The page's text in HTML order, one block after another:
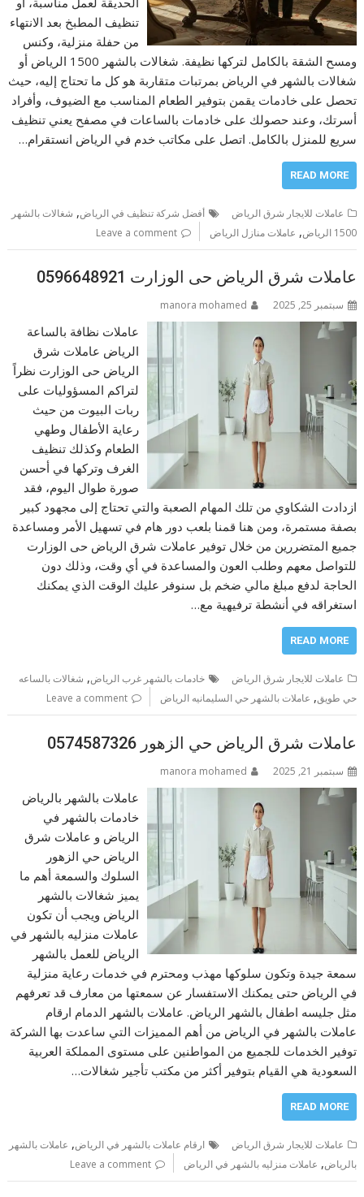
تنظيف المطبخ بعد الانتهاء
من حفلة منزلية، وكنس
ومسح الشقة بالكامل لتركها نظيفة. شغالات بالشهر 1500 الرياض أو
شغالات بالشهر في الرياض بمرتبات متقاربة هو كل ما تحتاج إليه، حيث
تحصل على خادمات يقمن بتوفير الطعام المناسب مع الضيوف، وأفراد
أسرتك، وعند حصولك على خادمات بالساعات في مصفح يعني تنظيف
سريع للمنزل بالكامل. اتصل على مكاتب خدم في الرياض انستقرام…
READ MORE
عاملات للايجار شرق الرياض أفضل شركة تنظيف في الرياض, شغالات بالشهر
1500 الرياض
, عاملات منازل الرياض Leave a comment
عاملات شرق الرياض حى الوزارت 0596648921
سبتمبر 25, 2025 manora mohamed
عاملات نظافة بالساعة
الرياض عاملات شرق
الرياض حى الوزارت نظراً
لتراكم المسؤوليات على
ربات البيوت من حيث
رعاية الأطفال وطهي
الطعام وكذلك تنظيف
الغرف وتركها في أحسن
صورة طوال اليوم، فقد
ازدادت الشكاوي من تلك المهام الصعبة والتي تحتاج إلى مجهود كبير
بصفة مستمرة، ومن هنا قمنا بلعب دور هام في تسهيل الأمر ومساعدة
جميع المتضررين من خلال توفير عاملات شرق الرياض حى الوزارت
للتواصل معهم وطلب العون والمساعدة في أي وقت، وذلك دون
الحاجة لدفع مبلغ مالي ضخم بل سنوفر عليك الوقت الذي يمكنك
استغراقه في أنشطة ترفيهية مع…
READ MORE
عاملات للايجار شرق الرياض خادمات بالشهر غرب الرياض, شغالات بالساعه
حي طويق, عاملات بالشهر حي السليمانيه الرياض Leave a comment
عاملات شرق الرياض حي الزهور 0574587326
سبتمبر 21, 2025 manora mohamed
عاملات بالشهر بالرياض
خادمات بالشهر في
الرياض و عاملات شرق
الرياض حي الزهور
السلوك والسمعة أهم ما
يميز شغالات بالشهر
الرياض ويجب أن تكون
عاملات منزليه بالشهر في
الرياض للعمل بالشهر
سمعة جيدة وتكون سلوكها مهذب ومحترم في خدمات رعاية منزلية
في الرياض حتى يمكنك الاستفسار عن سمعتها من معارف قد تعرفهم
مثل جليسه اطفال بالشهر الرياض. عاملات بالشهر الدمام ارقام
عاملات بالشهر في الرياض من أهم المميزات التي ساعدت بها الشركة
توفير الخدمات للجميع من المواطنين على مستوى المملكة العربية
السعودية هي القيام بتوفير أكثر من مكتب تأجير شغالات…
READ MORE
عاملات للايجار شرق الرياض ارقام عاملات بالشهر في الرياض, عاملات بالشهر
بالرياض, عاملات منزليه بالشهر في الرياض Leave a comment